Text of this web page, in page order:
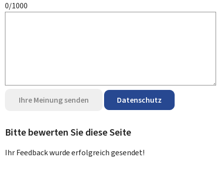
0/1000
Ihre Meinung senden Datenschutz
Bitte bewerten Sie diese Seite
Ihr Feedback wurdeerfolgreichgesendet!